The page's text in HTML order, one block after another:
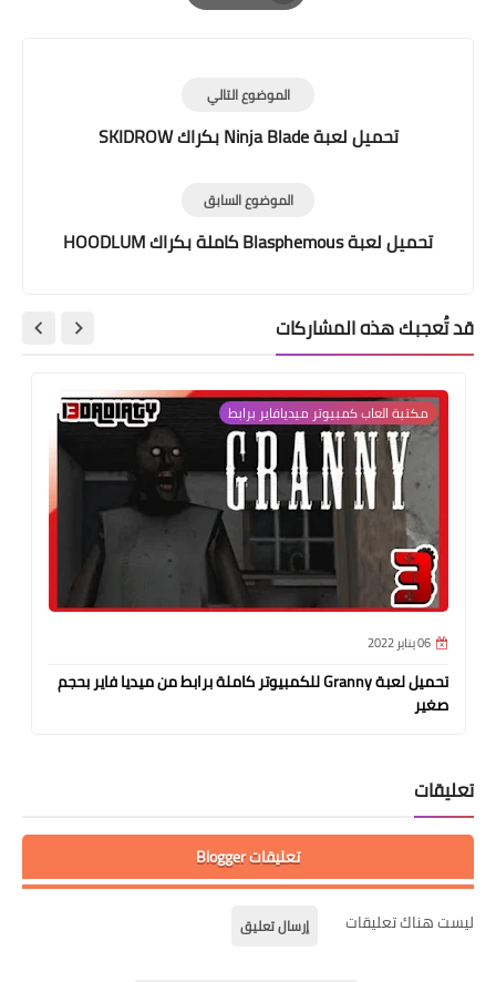
Print
الموضوع التالي
تحميل لعبة Ninja Blade بكراك SKIDROW
الموضوع السابق
تحميل لعبة Blasphemous كاملة بكراك HOODLUM
قد تُعجبك هذه المشاركات
مكتبة العاب كمبيوتر ميديافاير برابط
06 يناير 2022
تحميل لعبة Granny للكمبيوتر كاملة برابط من ميديا فاير بحجم
صغير
تعليقات
تعليقات Blogger
ليست هناك تعليقات إرسال تعليق